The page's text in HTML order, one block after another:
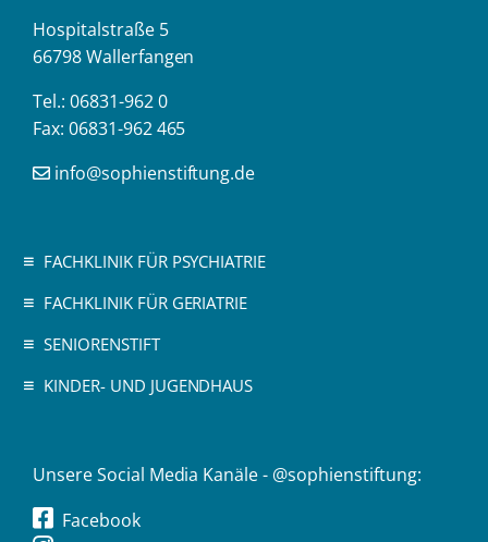
Hospitalstraße 5
66798 Wallerfangen
Tel.: 06831-962 0
Fax: 06831-962 465
info@sophienstiftung.de
FACHKLINIK FÜR PSYCHIATRIE
FACHKLINIK FÜR GERIATRIE
SENIORENSTIFT
KINDER- UND JUGENDHAUS
Unsere Social Media Kanäle - @sophienstiftung:
Facebook